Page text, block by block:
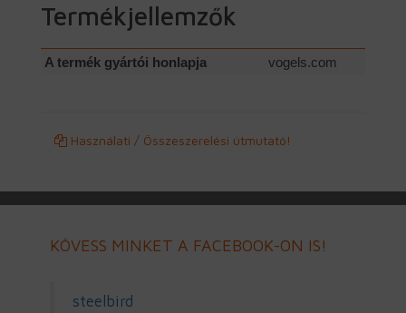
Termékjellemzők
A termék gyártói honlapja vogels.com
Használati / Összeszerelési útmutató!
KÖVESS MINKET A FACEBOOK-ON IS!
steelbird